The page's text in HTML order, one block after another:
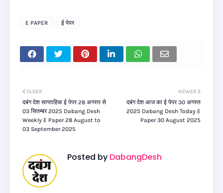
E PAPER ई पेपर
NEWER
दबंग देश आज का ई पेपर 30 अगस्त
2025 Dabang Desh Today E
Paper 30 August 2025
OLDER
दबंग देश साप्ताहिक ई पेपर 28 अगस्त से
03 सितम्बर 2025 Dabang Desh
Weekly E Paper 28 August to
03 September 2025
Posted by DabangDesh